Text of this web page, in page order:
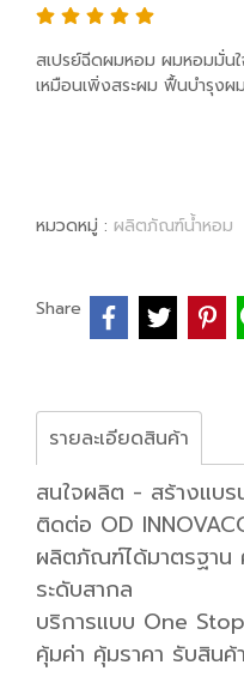
สเปรย์ฉีดผมหอม ผมหอมมั่น
เหมือนเพิ่งสระผม ฟื้นบำรุงผ
หมวดหมู่ : ผลิตภัณฑ์น้ำหอม
Share
รายละเอียดสินค้า
สนใจผลิต - สร้างแบ
ติดต่อ OD
ผลิตภัณฑ์ได้มาตรฐาน
ระดับสากล
บริการแบบ One
คุ้มค่า คุ้มราคา รับสิน